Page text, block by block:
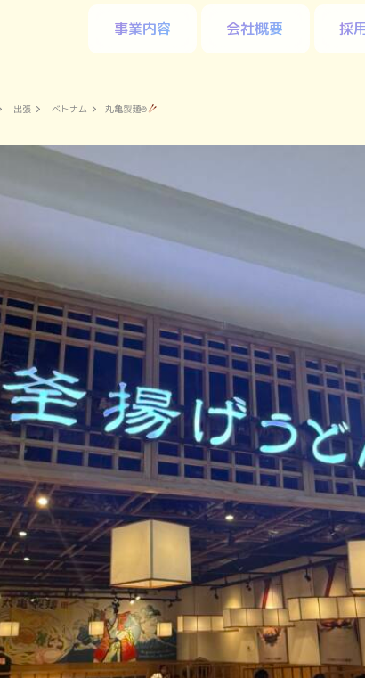
事業内容 会社概要 採
出張 ベトナム 丸亀製麺࿉